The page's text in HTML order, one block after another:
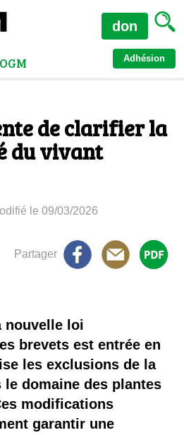
Adhésion
don
de clarifier la
du vivant
le 09/03/2026
Partager
nouvelle loi
brevets est entrée en
les exclusions de la
le domaine des plantes
modifications
garantir une